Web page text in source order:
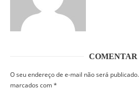
COMENTAR
O seu endereço de e-mail não será publicado.
marcados com*